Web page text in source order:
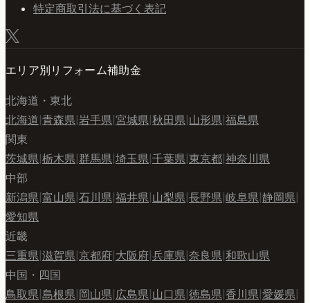
特定商取引法に基づく表記
エリア別リフォーム補助金
北海道・東北
北海道|青森県|岩手県|宮城県|秋田県|山形県|福島県
関東
茨城県|栃木県|群馬県|埼玉県|千葉県|東京都|神奈川県
中部
新潟県|富山県|石川県|福井県|山梨県|長野県|岐阜県|静岡県|
愛知県
近畿
三重県|滋賀県|京都府|大阪府|兵庫県|奈良県|和歌山県
中国・四国
鳥取県|島根県|岡山県| 広島県|山口県|徳島県|香川県|愛媛県|